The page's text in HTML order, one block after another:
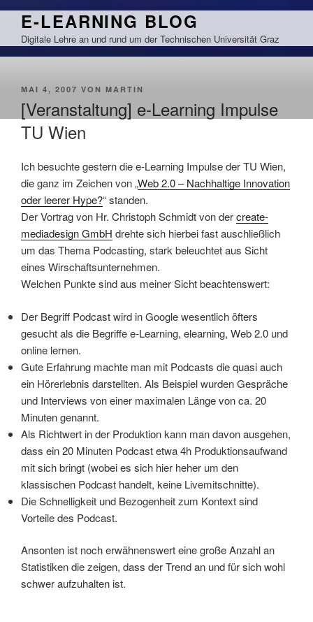
Zum
springen
E-LEARNING BLOG
Digitale Lehre an und rund um der Technischen Universität Graz
VERÖFFENTLICHT
MAI 4, 2007 VON MARTIN
[Veranstaltung] e-Learning Impulse
TU Wien
Ich besuchte gestern die e-Learning Impulse der TU Wien,
die ganz im Zeichen von „Web 2.0 – Nachhaltige Innovation
oder leerer Hype?“ standen.
Der Vortrag von Hr. Christoph Schmidt von dercreate-
mediadesign GmbH drehte sich hierbei fast auschließlich
um das Thema Podcasting, stark beleuchtet aus Sicht
eines Wirschaftsunternehmen.
Welchen Punkte sind aus meiner Sicht beachtenswert:
Der Begriff Podcast wird in Google wesentlich öfters
gesucht als die Begriffe e-Learning, elearning, Web 2.0 und
online lernen.
Gute Erfahrung machte man mit Podcasts die quasi auch
ein Hörerlebnis darstellten. Als Beispiel wurden Gespräche
und Interviews von einer maximalen Länge von ca. 20
Minuten genannt.
Als Richtwert in der Produktion kann man davon ausgehen,
dass ein 20 Minuten Podcast etwa 4h Produktionsaufwand
mit sich bringt (wobei es sich hier heher um den
klassischen Podcast handelt, keine Livemitschnitte).
Die Schnelligkeit und Bezogenheit zum Kontext sind
Vorteile des Podcast.
Ansonten ist noch erwähnenswert eine große Anzahl an
Statistiken die zeigen, dass der Trend an und für sich wohl
schwer aufzuhalten ist.